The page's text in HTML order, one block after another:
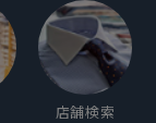
店舗検索